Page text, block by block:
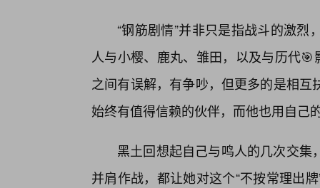
“钢筋剧情”并非只是指战斗的激
人与小樱、鹿丸、雏田，以及与历代
之间有误解，有争吵，但更多的是相
始终有值得信赖的伙伴，而他也用自己
黑土回想起自己与鸣人的几次交
并肩作战，都让她对这个“不按常理出